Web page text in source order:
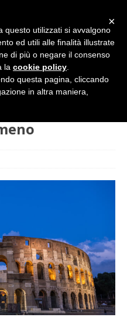
×
questo utilizzati si avvalgono
ed utili alle finalità illustrate
di più o negare il consenso
la cookie policy
questa pagina, cliccando
in altra maniera,